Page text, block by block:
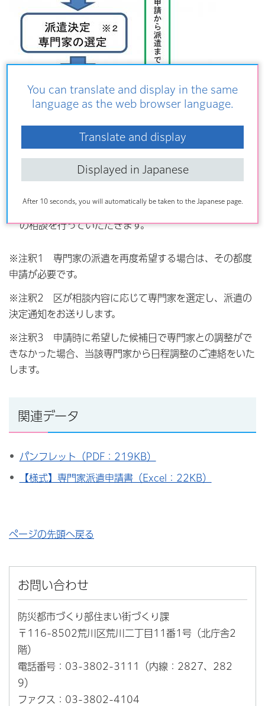
You can translate and display in the same
language as the web browser language.
Translate and display
Displayed in Japanese
After 10 seconds, you will automatically be taken to the Japanese page.
専門家派遣申請を受け付け後、日程調整に進み専門家へ
の相談を行っていただきます。
※注釈1 専門家の派遣を再度希望する場合は、その都度
申請が必要です。
※注釈2 区が相談内容に応じて専門家を選定し、派遣の
決定通知をお送りします。
※注釈3 申請時に希望した候補日で専門家との調整がで
きなかった場合、当該専門家から日程調整のご連絡をいた
します。
関連データ
パンフレット（PDF：219KB）
【様式】専門家派遣申請書（Excel：22KB）
ページの先頭へ戻る
お問い合わせ
防災都市づくり部住まい街づくり課
〒116-8502荒川区荒川二丁目11番1号（北庁舎2
階）
電話番号：03-3802-3111（内線：2827、282
9）
ファクス：03-3802-4104